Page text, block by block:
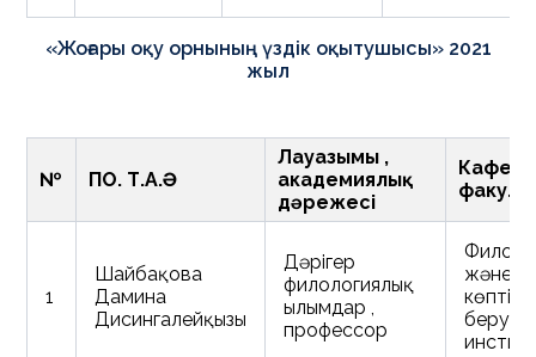
«Жоғары оқу орнының үздік оқытушысы» 2021
жыл
№ ПОҚ. Т.А.Ә
Лауазымы ,
академиялық
дәрежесі
1
Шайбақова
Дамина
Дисингалейқызы
Дәрігер
филологиялық
ғылымдар ,
профессор
және
беру